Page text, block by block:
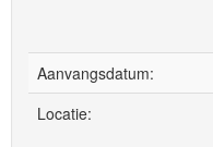
Over
Aanvangsdatum:
Locatie: